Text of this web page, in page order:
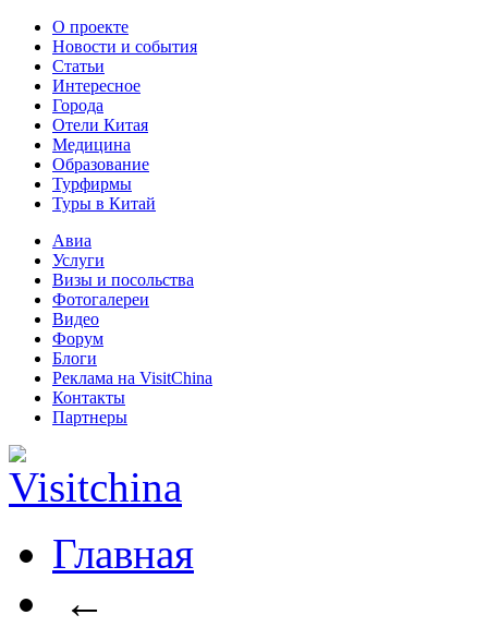
О проекте
Новости и события
Статьи
Интересное
Города
Отели Китая
Медицина
Образование
Турфирмы
Туры в Китай
Авиа
Услуги
Визы и посольства
Фотогалереи
Видео
Форум
Блоги
Реклама на VisitChina
Контакты
Партнеры
Главная
←